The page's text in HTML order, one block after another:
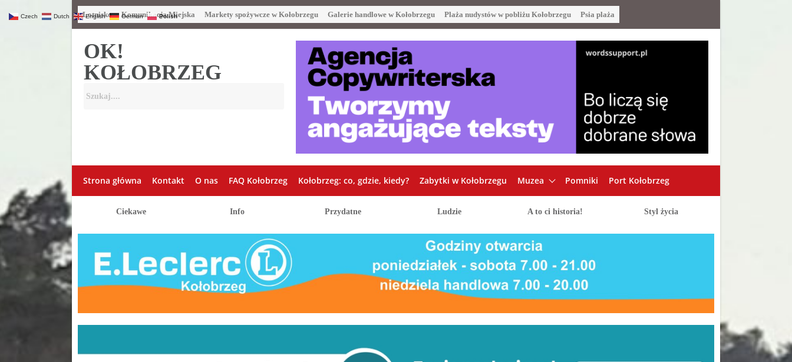
Lotnisko Komunikacja Miejska Markety spożywcze w Kołobrzegu Galerie handlowe w Kołobrzegu Plaża nudystów w pobliżu Kołobrzegu Psia plaża
OK!
KOŁOBRZEG
Strona główna Kontakt O nas FAQ Kołobrzeg Kołobrzeg: co, gdzie, kiedy? Zabytki w Kołobrzegu Muzea Pomniki Port Kołobrzeg
Ciekawe Info Przydatne Ludzie A to ci historia! Styl życia
Czech Dutch English German Polish